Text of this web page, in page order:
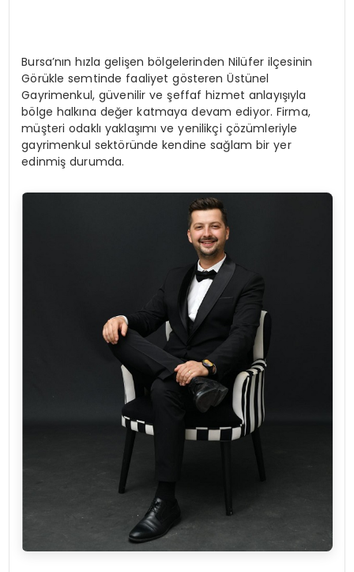
Bursa’nın hızla gelişen bölgelerinden Nilüfer ilçesinin
Görükle semtinde faaliyet gösteren Üstünel
Gayrimenkul, güvenilir ve şeffaf hizmet anlayışıyla
bölge halkına değer katmaya devam ediyor. Firma,
müşteri odaklı yaklaşımı ve yenilikçi çözümleriyle
gayrimenkul sektöründe kendine sağlam bir yer
edinmiş durumda.